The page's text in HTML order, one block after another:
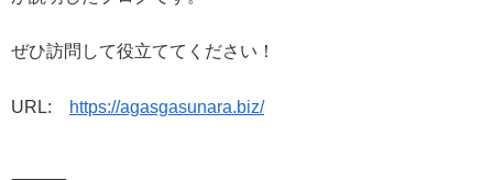
ぜひ訪問して役立ててください！
URL: https://agasgasunara.biz/